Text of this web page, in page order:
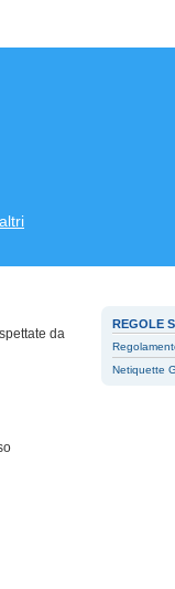
REGOLE
Netiquette
da